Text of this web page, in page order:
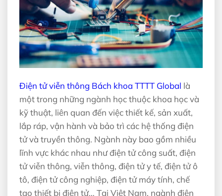
Điện tử viễn thông Bách khoa TTTT Global là
một trong những ngành học thuộc khoa học và
kỹ thuật, liên quan đến việc thiết kế, sản xuất,
lắp ráp, vận hành và bảo trì các hệ thống điện
tử và truyền thông. Ngành này bao gồm nhiều
lĩnh vực khác nhau như điện tử công suất, điện
tử viễn thông, viễn thông, điện tử y tế, điện tử ô
tô, điện tử công nghiệp, điện tử máy tính, chế
tạo thiết bị điện tử… Tại Việt Nam, ngành điện